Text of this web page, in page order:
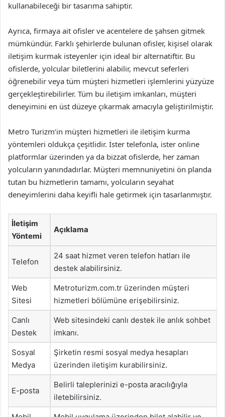
kullanabileceği bir tasarıma sahiptir.
Ayrıca, firmaya ait ofisler ve acentelere de şahsen gitmek
mümkündür. Farklı şehirlerde bulunan ofisler, kişisel olarak
iletişim kurmak isteyenler için ideal bir alternatiftir. Bu
ofislerde, yolcular biletlerini alabilir, mevcut seferleri
öğrenebilir veya tüm müşteri hizmetleri işlemlerini yüzyüze
gerçekleştirebilirler. Tüm bu iletişim imkanları, müşteri
deneyimini en üst düzeye çıkarmak amacıyla geliştirilmiştir.
Metro Turizm’in müşteri hizmetleri ile iletişim kurma
yöntemleri oldukça çeşitlidir. İster telefonla, ister online
platformlar üzerinden ya da bizzat ofislerde, her zaman
yolcuların yanındadırlar. Müşteri memnuniyetini ön planda
tutan bu hizmetlerin tamamı, yolcuların seyahat
deneyimlerini daha keyifli hale getirmek için tasarlanmıştır.
İletişim
Yöntemi
Açıklama
Telefon
24 saat hizmet veren telefon hatları ile
destek alabilirsiniz.
Web
Sitesi
Metroturizm.com.tr üzerinden müşteri
hizmetleri bölümüne erişebilirsiniz.
Canlı
Destek
Web sitesindeki canlı destek ile anlık sohbet
imkanı.
Sosyal
Medya
Şirketin resmi sosyal medya hesapları
üzerinden iletişim kurabilirsiniz.
E-posta
Belirli taleplerinizi e-posta aracılığıyla
iletebilirsiniz.